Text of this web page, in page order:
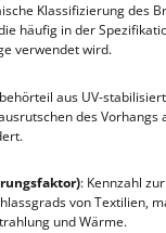
Klassifizierung des
häufig in der
verwendet wird.
aus UV-
des Vorhangs
): Kennzahl
von Textilien,
und Wärme.